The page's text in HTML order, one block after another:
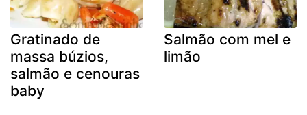
Gratinado de
massa búzios,
salmão e cenouras
baby
Salmão com mel e
limão